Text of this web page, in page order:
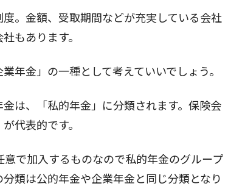
。金額、受取期間などが充実している会社
もあります。
年金」の一種として考えていいでしょう。
は、「私的年金」に分類されます。保険会
代表的です。
で加入するものなので私的年金のグループ
類は公的年金や企業年金と同じ分類となり